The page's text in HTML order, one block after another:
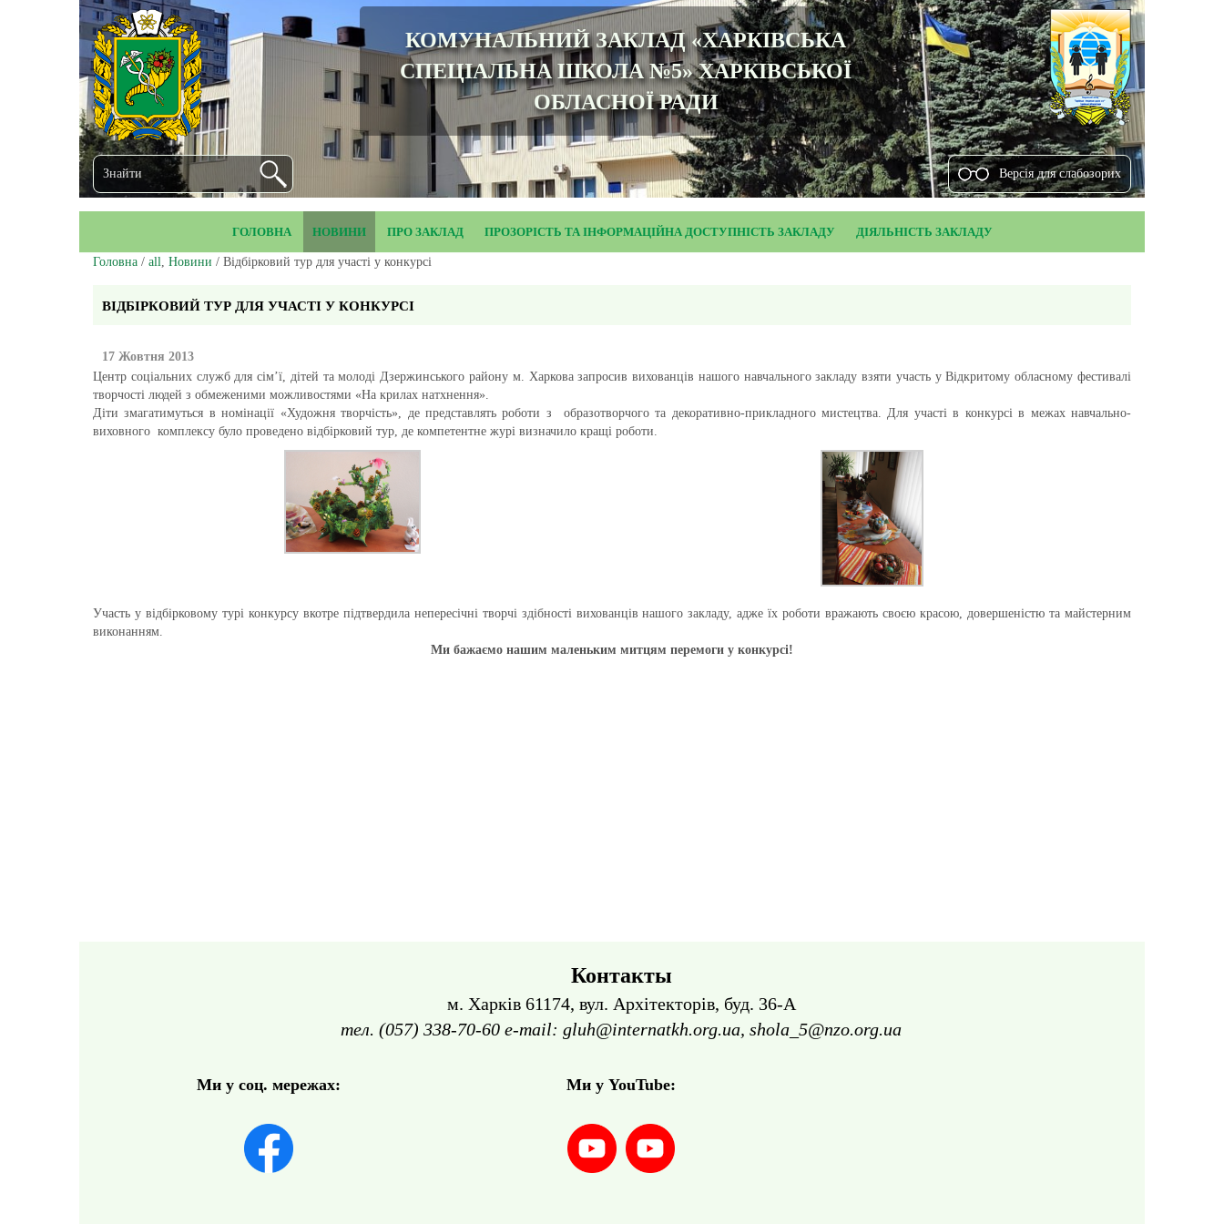
КОМУНАЛЬНИЙ ЗАКЛАД «ХАРКІВСЬКА
СПЕЦІАЛЬНА ШКОЛА №5» ХАРКІВСЬКОЇ
ОБЛАСНОЇ РАДИ
Версiя для слабозорих
ГОЛОВНА НОВИНИ ПРО ЗАКЛАД ПРОЗОРІСТЬ ТА ІНФОРМАЦІЙНА ДОСТУПНІСТЬ ЗАКЛАДУ ДІЯЛЬНІСТЬ ЗАКЛАДУ
Головна / all, Новини / Відбірковий тур для участі у конкурсі
ВІДБІРКОВИЙ ТУР ДЛЯ УЧАСТІ У КОНКУРСІ
17 Жовтня 2013
Центр соціальних служб для сім’ї, дітей та молоді Дзержинського району м. Харкова запросив вихованців нашого навчального закладу взяти участь у Відкритому обласному фестивалі
творчості людей з обмеженими можливостями «На крилах натхнення».
Діти змагатимуться в номінації «Художня творчість», де представлять роботи з образотворчого та декоративно-прикладного мистецтва. Для участі в конкурсі в межах навчально-
виховного комплексу було проведено відбірковий тур, де компетентне журі визначило кращі роботи.
Участь у відбірковому турі конкурсу вкотре підтвердила непересічні творчі здібності вихованців нашого закладу, адже їх роботи вражають своєю красою, довершеністю та майстерним
виконанням.
Ми бажаємо нашим маленьким митцям перемоги у конкурсі!
Контакты
м. Харків 61174, вул. Архітекторів, буд. 36-А
тел. (057) 338-70-60 e-mail: gluh@internatkh.org.ua, shola_5@nzo.org.ua
Ми у соц. мережах: Ми у YouTube: